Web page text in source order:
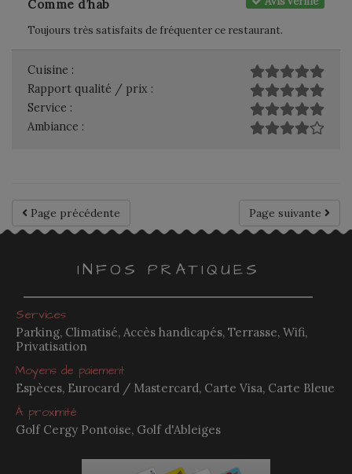
Comme d’hab
Toujours très satisfaits de fréquenter ce restaurant.
Cuisine :
Rapport qualité / prix :
Service :
Ambiance :
Page suivante
Page précédente
INFOS PRATIQUES
Services
Parking, Climatisé, Accès handicapés, Terrasse, Wifi,
Privatisation
Moyens de paiement
Espèces, Eurocard / Mastercard, Carte Visa, Carte Bleue
À proximité
Golf Cergy Pontoise, Golf d'Ableiges